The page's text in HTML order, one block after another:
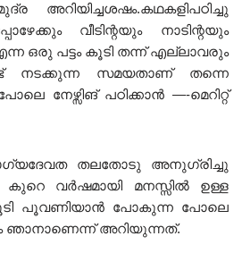
അറിയിച്ചശഷം.കഥകളിപഠിച്ചു
വീടിന്റയും നാടിന്റയും
ഒരു പട്ടം കൂടി തന്ന് എല്ലാവരും
നടക്കുന്ന സമയതാണ് തന്നെ
നേഴ്സിങ് പഠിക്കാൻ —-മെറിറ്റ്
തലതോടു അനുഗ്രിച്ചു
വർഷമായി മനസ്സിൽ ഉള്ള
പൂവണിയാൻ പോകുന്ന പോലെ
ഞാനാണെന്ന് അറിയുന്നത്.